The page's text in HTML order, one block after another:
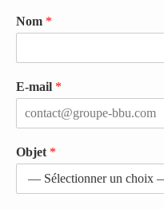
Nom *
E-mail *
Objet *